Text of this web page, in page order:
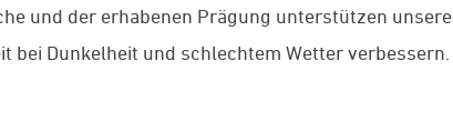
und der erhabenen Prägung unterstützen unsere
bei Dunkelheit und schlechtem Wetter verbessern.